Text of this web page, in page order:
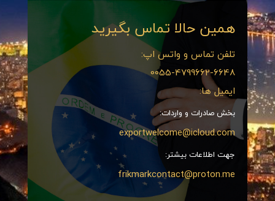
همین حالا تماس بگیرید
تلفن تماس و واتس اپ:
0055-4799662-6648
ایمیل ها:
بخش صادرات و واردات:
exportwelcome@icloud.com
جهت اطلاعات بیشتر:
frikmarkcontact@proton.me